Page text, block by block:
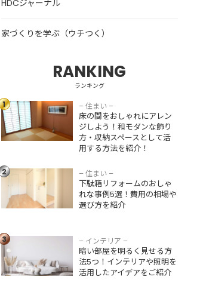
HDCジャーナル
家づくりを学ぶ（ウチつく）
RANKING
ランキング
1
床の間をおしゃれ
り方・収納スペー
スとして活用する
方法を紹介！
– 住まい –
床の間をおしゃれにアレン
ジしよう！和モダンな飾り
方・収納スペースとして活
用する方法を紹介！
2
選！費用の相場や
選び方を紹介
– 住まい –
下駄箱リフォームのおしゃ
れな事例5選！費用の相場や
選び方を紹介
3
暗い部屋を明るく
ンテリアや照明を
活用したアイデア
をご紹介
– インテリア –
暗い部屋を明るく見せる方
法5つ！インテリアや照明を
活用したアイデアをご紹介
外階段に手すり設